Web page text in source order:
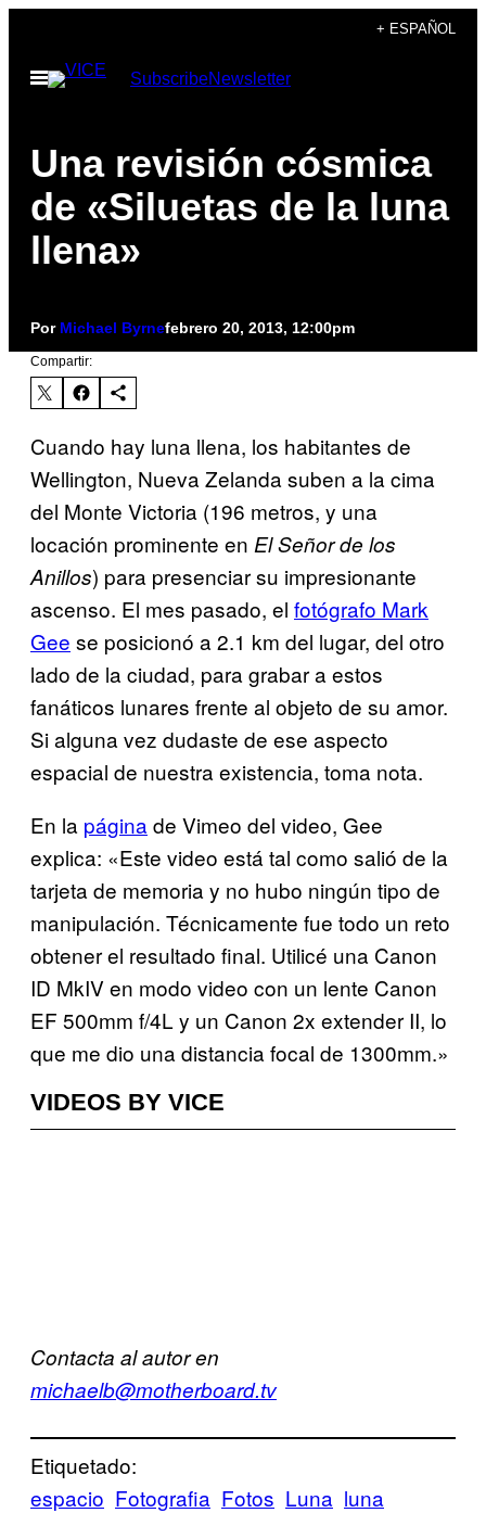
contenido
+ ESPAÑOL
Abrir
Menú
SubscribeNewsletter
Una revisión cósmica
de «Siluetas de la luna
llena»
Por Michael Byrnefebrero 20, 2013, 12:00pm
Compartir:
Cuando hay luna llena, los habitantes de
Wellington, Nueva Zelanda suben a la cima
del Monte Victoria (196 metros, y una
locación prominente en El Señor de los
Anillos) para presenciar su impresionante
ascenso. El mes pasado, el fotógrafo Mark
Gee se posicionó a 2.1 km del lugar, del otro
lado de la ciudad, para grabar a estos
fanáticos lunares frente al objeto de su amor.
Si alguna vez dudaste de ese aspecto
espacial de nuestra existencia, toma nota.
En la página de Vimeo del video, Gee
explica: «Este video está tal como salió de la
tarjeta de memoria y no hubo ningún tipo de
manipulación. Técnicamente fue todo un reto
obtener el resultado final. Utilicé una Canon
ID MkIV en modo video con un lente Canon
EF 500mm f/4L y un Canon 2x extender II, lo
que me dio una distancia focal de 1300mm.»
VIDEOS BY VICE
Contacta al autor en
michaelb@motherboard.tv
Etiquetado:
espacio Fotografia Fotos Luna luna